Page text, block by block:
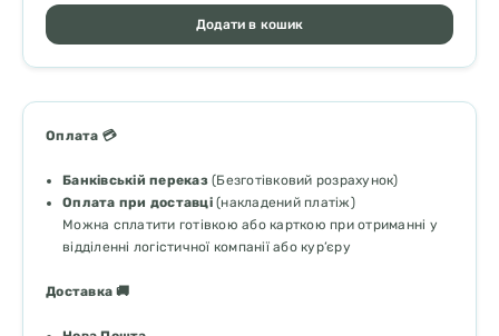
Додати в кошик
Оплата 💳
Банківській переказ(Безготівковий розрахунок)
Оплата при доставці(накладений платіж)
Можна сплатити готівкою або карткою при отриманні у
відділенні логістичної компанії або кур’єру
Доставка 🚚